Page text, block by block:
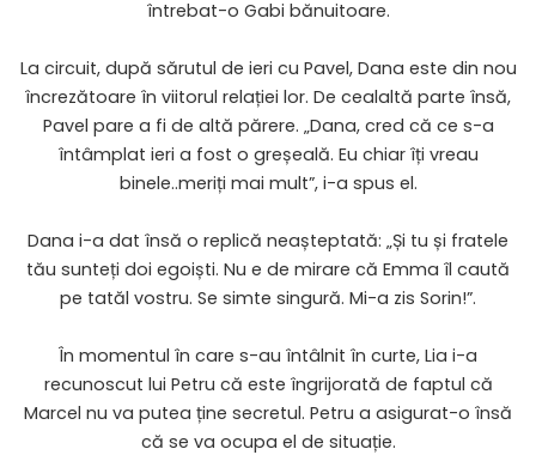
întrebat-o Gabi bănuitoare.
La circuit, după sărutul de ieri cu Pavel, Dana este din nou
încrezătoare în viitorul relației lor. De cealaltă parte însă,
Pavel pare a fi de altă părere. „Dana, cred că ce s-a
întâmplat ieri a fost o greșeală. Eu chiar îți vreau
binele..meriți mai mult”, i-a spus el.
Dana i-a dat însă o replică neașteptată: „Și tu și fratele
tău sunteți doi egoiști. Nu e de mirare că Emma îl caută
pe tatăl vostru. Se simte singură. Mi-a zis Sorin!”.
În momentul în care s-au întâlnit în curte, Lia i-a
recunoscut lui Petru că este îngrijorată de faptul că
Marcel nu va putea ține secretul. Petru a asigurat-o însă
că se va ocupa el de situație.